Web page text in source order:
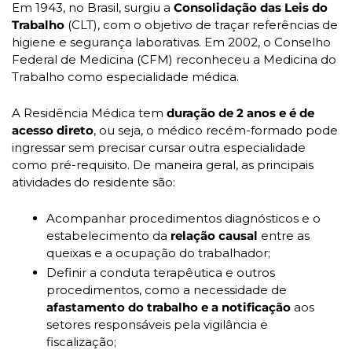
Em 1943, no Brasil, surgiu a Consolidação das Leis do
Trabalho (CLT), com o objetivo de traçar referências de
higiene e segurança laborativas. Em 2002, o Conselho
Federal de Medicina (CFM) reconheceu a Medicina do
Trabalho como especialidade médica.
A Residência Médica tem duração de 2 anos e é de
acesso direto, ou seja, o médico recém-formado pode
ingressar sem precisar cursar outra especialidade
como pré-requisito. De maneira geral, as principais
atividades do residente são:
Acompanhar procedimentos diagnósticos e o
estabelecimento da relação causal entre as
queixas e a ocupação do trabalhador;
Definir a conduta terapêutica e outros
afastamento do trabalho e a notificação aos
setores responsáveis pela vigilância e
fiscalização;